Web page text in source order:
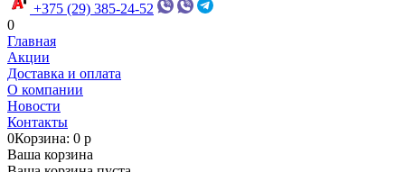
+375 (29) 385-24-52
0
Главная
Акции
Доставка и оплата
О компании
Новости
Контакты
0Корзина: 0 р
Ваша корзина